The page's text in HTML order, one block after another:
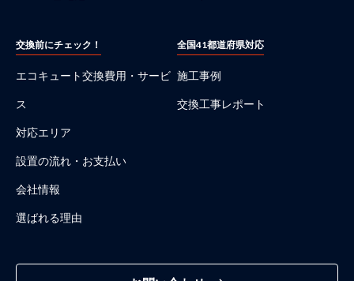
交換前にチェック！
エコキュート交換費用・サービ
ス
対応エリア
設置の流れ・お支払い
会社情報
選ばれる理由
全国41都道府県対応
施工事例
交換工事レポート